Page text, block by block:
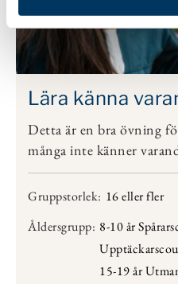
Lära känna
Detta är en bra övning
många inte känner
Gruppstorlek: 16 eller fler
Åldersgrupp: 8-10 år
15-19 år